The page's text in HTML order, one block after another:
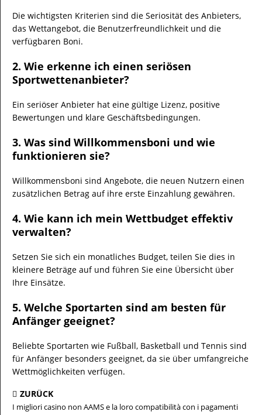
Die wichtigsten Kriterien sind die Seriosität des Anbieters,
das Wettangebot, die Benutzerfreundlichkeit und die
verfügbaren Boni.
2. Wie erkenne ich einen seriösen
Sportwettenanbieter?
Ein seriöser Anbieter hat eine gültige Lizenz, positive
Bewertungen und klare Geschäftsbedingungen.
3. Was sind Willkommensboni und wie
funktionieren sie?
Willkommensboni sind Angebote, die neuen Nutzern einen
zusätzlichen Betrag auf ihre erste Einzahlung gewähren.
4. Wie kann ich mein Wettbudget effektiv
verwalten?
Setzen Sie sich ein monatliches Budget, teilen Sie dies in
kleinere Beträge auf und führen Sie eine Übersicht über
Ihre Einsätze.
5. Welche Sportarten sind am besten für
Anfänger geeignet?
Beliebte Sportarten wie Fußball, Basketball und Tennis sind
für Anfänger besonders geeignet, da sie über umfangreiche
Wettmöglichkeiten verfügen.
ZURÜCK
I migliori casino non AAMS e la loro compatibilità con i pagamenti